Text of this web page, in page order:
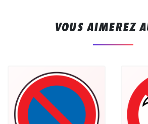
VOUS AIMEREZ